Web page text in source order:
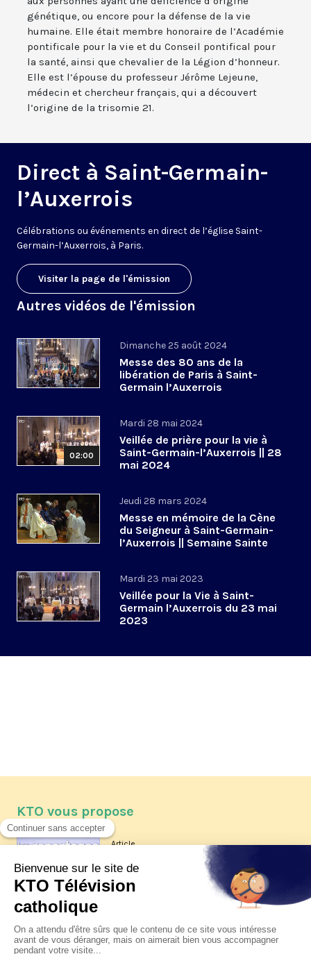
génétique, ou encore pour la défense de la vie
humaine. Elle était membre honoraire de l’Académie
pontificale pour la vie et du Conseil pontifical pour
la santé, ainsi que chevalier de la Légion d’honneur.
Elle est l’épouse du professeur Jérôme Lejeune,
médecin et chercheur français, qui a découvert
l’origine de la trisomie 21.
Direct à Saint-Germain-
l’Auxerrois
Célébrations ou événements en directde l’église Saint-
Germain-l’Auxerrois, à Paris.
Visiter la page de l'émission
Autres vidéos de l'émission
Dimanche 25 août 2024
Messe des 80 ans de la
libération de Paris à Saint-
Germain l’Auxerrois
02:00
Mardi 28 mai 2024
Veillée de prière pour la vie à
Saint-Germain-l’Auxerrois || 28
mai 2024
Jeudi 28 mars 2024
Messe en mémoire de la Cène
du Seigneur à Saint-Germain-
l’Auxerrois || Semaine Sainte
Mardi 23 mai 2023
Veillée pour la Vie à Saint-
Germain l’Auxerrois du 23 mai
2023
KTO vous propose
Article
Les reportages d'été 2026 de KTO
La visite pastorale du pape Léon
XIV à Assise à suivre sur KTO le
jeudi 6 août